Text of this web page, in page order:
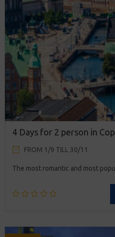
4 Days for 2 person in
FROM 1/9 TILL 30/11
The most romantic and most